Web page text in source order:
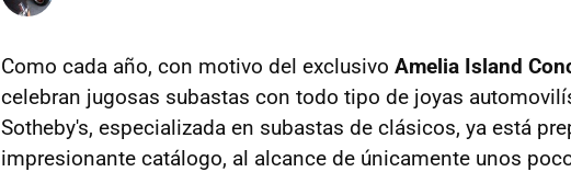
Como cada año, con motivo del exclusivo Amelia Island
celebran jugosas subastas con todo tipo de joyas
Sotheby's, especializada en subastas de clásicos, ya está
impresionante catálogo, al alcance de únicamente unos